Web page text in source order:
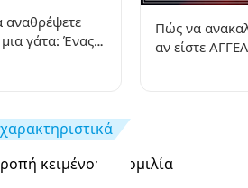
αναθρέψετε
γάτα: Ένας
Πώς να
αν είστε
κειμένου σε ομιλία